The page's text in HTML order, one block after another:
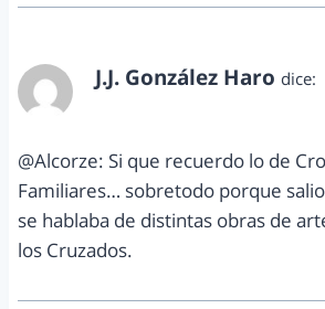
J.J. González Haro dice:
@Alcorze: Si que recuerdo lo de
Familiares… sobretodo porque
se hablaba de distintas obras de
los Cruzados.